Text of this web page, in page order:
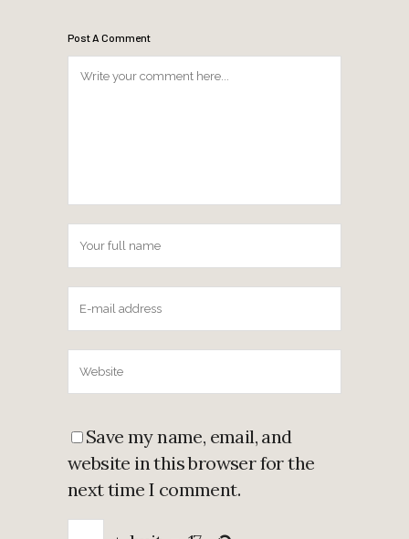
Post A Comment
Save my name, email, and
website in this browser for the
next time I comment.